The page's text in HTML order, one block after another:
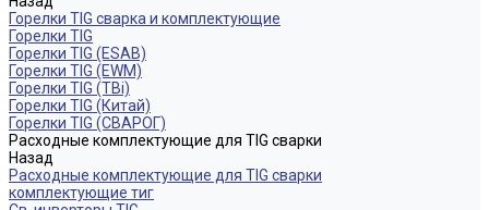
Горелки TIG сварка и комплектующие
Горелки TIG
Горелки TIG (ESAB)
Горелки TIG (EWM)
Горелки TIG (TBi)
Горелки TIG (Китай)
Горелки TIG (СВАРОГ)
Расходные комплектующие для TIG сварки
Назад
Расходные комплектующие для TIG сварки
комплектующие тиг